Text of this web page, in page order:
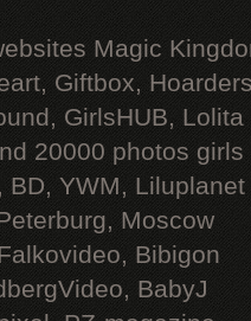
Magic
Giftbox,
GirlsHUB, Lolita
20000 photos
BD, YWM, Liluplanet
Moscow
Bibigon
BabyJ